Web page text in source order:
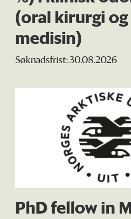
(oral kirurgi
medisin)
Søknadsfrist: 30.08.2026
PhD fellow in